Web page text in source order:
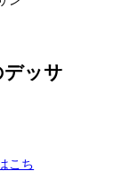
ッサ
こち